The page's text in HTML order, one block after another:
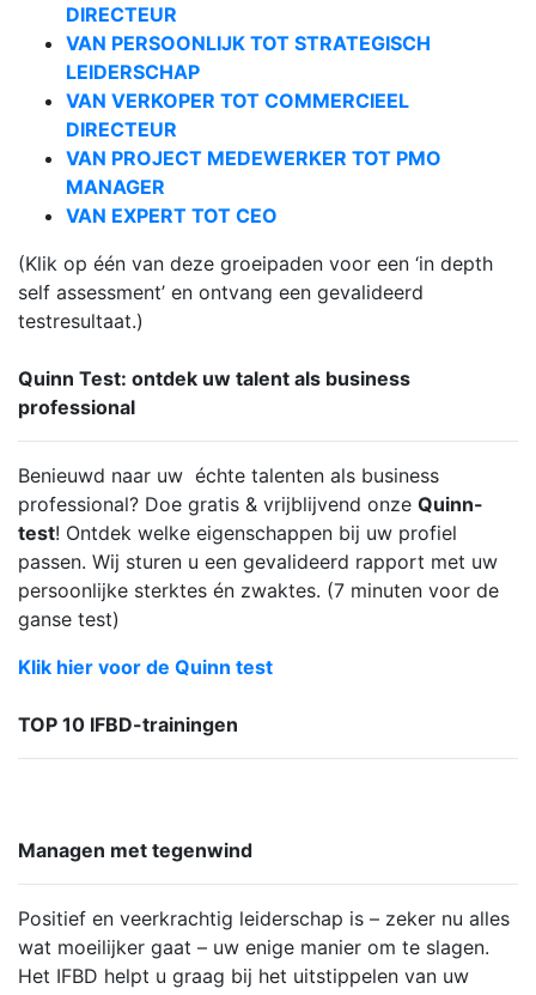
DIRECTEUR
VAN PERSOONLIJK TOT STRATEGISCH
LEIDERSCHAP
VAN VERKOPER TOT COMMERCIEEL
DIRECTEUR
VAN PROJECT MEDEWERKER TOT PMO
MANAGER
VAN EXPERT TOT CEO
(Klik op één van deze groeipaden voor een ‘in depth
self assessment’ en ontvang een gevalideerd
testresultaat.)
Quinn Test: ontdek uw talent als business
professional
Benieuwd naar uw échte talenten als business
professional? Doe gratis & vrijblijvend onze Quinn-
test! Ontdek welke eigenschappen bij uw profiel
passen. Wij sturen u een gevalideerd rapport met uw
persoonlijke sterktes én zwaktes. (7 minuten voor de
ganse test)
Klik hier voor de Quinn test
TOP 10 IFBD-trainingen
Managen met tegenwind
Positief en veerkrachtig leiderschap is – zeker nu alles
wat moeilijker gaat – uw enige manier om te slagen.
Het IFBD helpt u graag bij het uitstippelen van uw